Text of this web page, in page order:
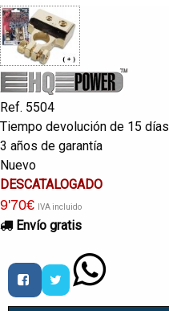
Ref. 5504
Tiempo devolución de 15 días
3 años de garantía
Nuevo
DESCATALOGADO
9'70€ IVA incluido
Envío gratis